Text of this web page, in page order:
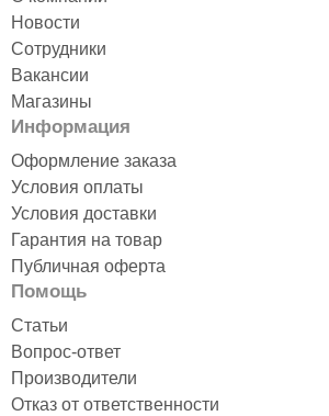
Новости
Сотрудники
Вакансии
Магазины
Информация
Оформление заказа
Условия оплаты
Условия доставки
Гарантия на товар
Публичная оферта
Помощь
Статьи
Вопрос-ответ
Производители
Отказ от ответственности